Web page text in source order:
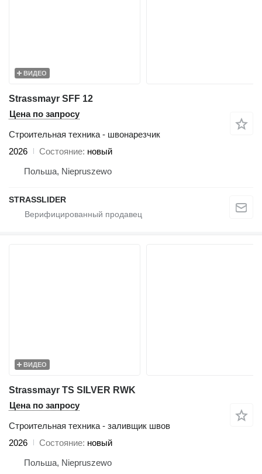
ВИДЕО
Strassmayr SFF 12
Цена по запросу
Строительная техника - швонарезчик
2026
Состояние новый
Польша, Niepruszewo
STRASSLIDER
ВИДЕО
Strassmayr TS SILVER RWK
Цена по запросу
Строительная техника - заливщик швов
2026
Состояние новый
Польша, Niepruszewo